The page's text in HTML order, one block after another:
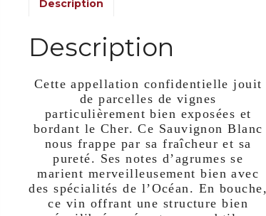
Description
Description
Cette appellation confidentielle jouit
de parcelles de vignes
particulièrement bien exposées et
bordant le Cher. Ce Sauvignon Blanc
nous frappe par sa fraîcheur et sa
pureté. Ses notes d’agrumes se
marient merveilleusement bien avec
des spécialités de l’Océan. En bouche,
ce vin offrant une structure bien